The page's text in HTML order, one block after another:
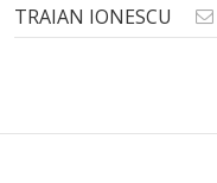
TRAIAN IONESCU